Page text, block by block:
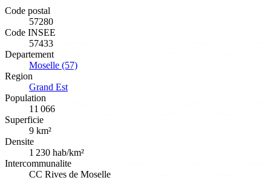
Code postal
57280
Code INSEE
57433
Departement
Moselle (57)
Region
Grand Est
Population
11 066
Superficie
9 km²
Densite
1 230 hab/km²
Intercommunalite
CC Rives de Moselle